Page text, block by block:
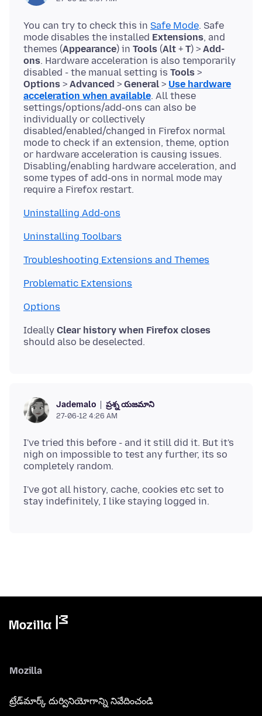
You can try to check this in Safe Mode. Safe
mode disables the installed Extensions, and
themes (Appearance) in Tools (Alt + T) > Add-
ons. Hardware acceleration is also temporarily
disabled - the manual setting is Tools >
Options > Advanced > General > Use hardware
acceleration when available. All these
settings/options/add-ons can also be
individually or collectively
disabled/enabled/changed in Firefox normal
mode to check if an extension, theme, option
or hardware acceleration is causing issues.
Disabling/enabling hardware acceleration, and
some types of add-ons in normal mode may
Uninstalling Add-ons
Uninstalling Toolbars
Troubleshooting Extensions and Themes
Problematic Extensions
Options
Ideally Clear history when Firefox closes
Jademalo ప్రశ్న యజమాని
27-06-12 4:26 AM
I've tried this before - and it still did it. But it's
nigh on impossible to test any further, its so
I've got all history, cache, cookies etc set to
Mozilla
ట్రేడ్‌మార్క్ దుర్వినియోగాన్ని నివేదించండి